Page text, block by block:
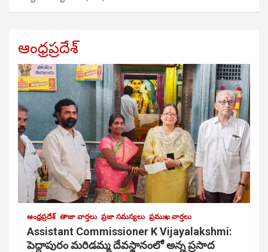
ఆంధ్రప్రదేశ్
ఆంధ్రప్రదేశ్ తాజా వార్తలు ప్రజా సమస్యలు ప్రముఖ వార్తలు
Assistant Commissioner K Vijayalakshmi:
పెద్దాపురం మరిడమ్మ దేవస్థానంలో అన్న ప్రసాద